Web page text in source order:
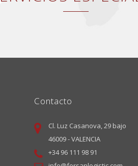
Contacto
Cl. Luz Casanova, 29 bajo
46009 - VALENCIA
+34 96 111 98 91